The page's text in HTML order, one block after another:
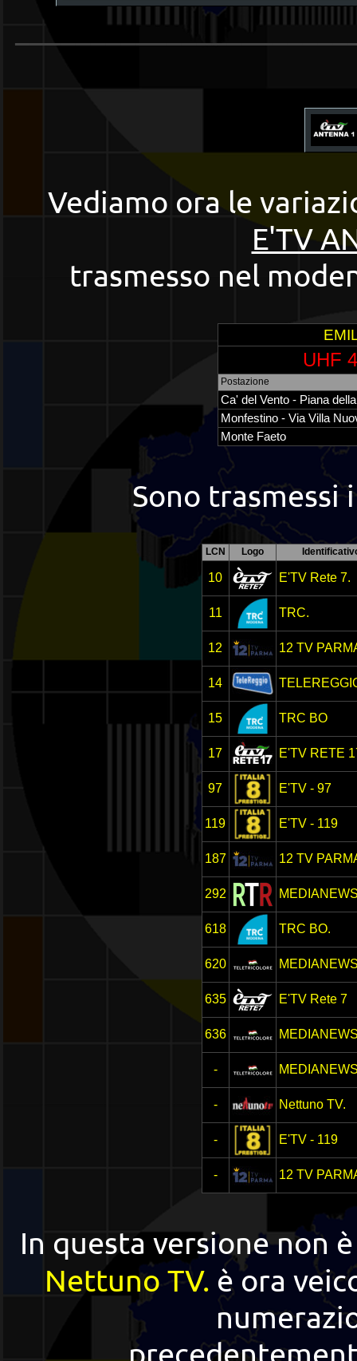
Vediamo ora le
E'TV
trasmesso nel
UHF
Postazione
Ca' del Vento - Piana
Monfestino - Via Villa
Monte Faeto
Sono trasmessi
LCN Logo
10 E'TV Rete 7.
11 TRC.
12 12 TV
14
15 TRC BO
17 E'TV RETE
97 E'TV - 97
119 E'TV - 119
187 12 TV
292
618 TRC BO.
620
635 E'TV Rete 7
636
-
- Nettuno TV.
- E'TV - 119
- 12 TV
In questa versione non
Nettuno TV. è ora